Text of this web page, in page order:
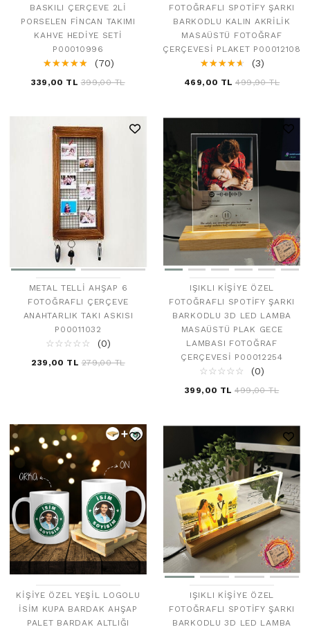
BASKILI ÇERÇEVE 2LI
PORSELEN FINCAN TAKIMI
KAHVE HEDIYE SETI
P00010996
☆☆☆☆☆
★★★★★ (70)
339,00 TL 399,00 TL
FOTOĞRAFLI SPOTIFY ŞARKI
BARKODLU KALIN AKRILIK
MASAÜSTÜ FOTOĞRAF
ÇERÇEVESI PLAKET P00012108
☆☆☆☆☆
★★★★★ (3)
469,00 TL 499,90 TL
METAL TELLI AHŞAP 6
FOTOĞRAFLI ÇERÇEVE
ANAHTARLIK TAKI ASKISI
P00011032
☆ ☆ ☆ ☆ ☆
★ ★ ★ ★ ★ (0)
239,00 TL 279,00 TL
IŞIKLI KIŞIYE ÖZEL
FOTOĞRAFLI SPOTIFY ŞARKI
BARKODLU 3D LED LAMBA
MASAÜSTÜ PLAK GECE
LAMBASI FOTOĞRAF
ÇERÇEVESI P00012254
☆ ☆ ☆ ☆ ☆
★ ★ ★ ★ ★ (0)
399,00 TL 499,00 TL
KIŞIYE ÖZEL YEŞIL LOGOLU
İSIM KUPA BARDAK AHŞAP
PALET BARDAK ALTLIĞI
IŞIKLI KIŞIYE ÖZEL
FOTOĞRAFLI SPOTIFY ŞARKI
BARKODLU 3D LED LAMBA